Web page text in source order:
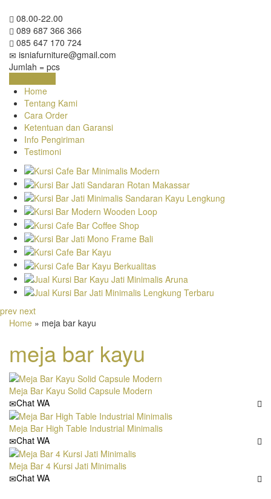
08.00-22.00
089 687 366 366
085 647 170 724
isniafurniture@gmail.com
Jumlah = pcs
Home
Tentang Kami
Cara Order
Ketentuan dan Garansi
Info Pengiriman
Testimoni
prev next
Home » meja bar kayu
meja bar kayu
Meja Bar Kayu Solid Capsule Modern
Chat WA
Meja Bar High Table Industrial Minimalis
Chat WA
Meja Bar 4 Kursi Jati Minimalis
Chat WA